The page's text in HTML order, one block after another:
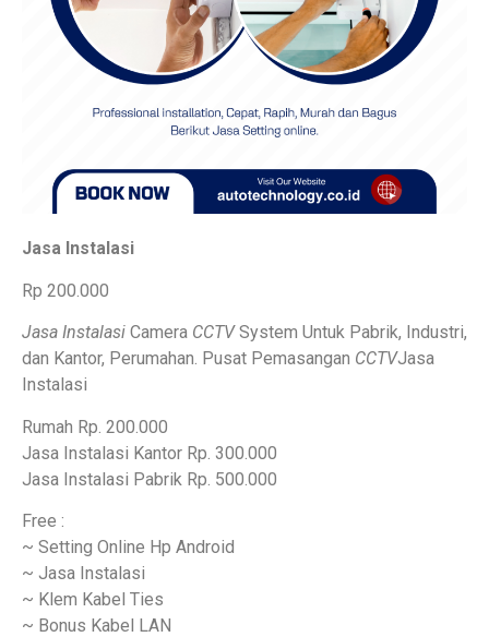
Jasa Instalasi
Rp 200.000
Jasa Instalasi Camera CCTVSystem Untuk Pabrik, Industri,
dan Kantor, Perumahan. Pusat Pemasangan CCTVJasa
Instalasi
Rumah Rp. 200.000
Jasa Instalasi Kantor Rp. 300.000
Jasa Instalasi Pabrik Rp. 500.000
Free :
~ Setting Online Hp Android
~ Jasa Instalasi
~ Klem Kabel Ties
~ Bonus Kabel LAN